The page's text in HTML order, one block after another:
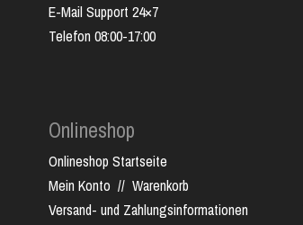
E-Mail Support 24×7
Telefon 08:00-17:00
Onlineshop
Onlineshop Startseite
Mein Konto // Warenkorb
Versand- und Zahlungsinformationen